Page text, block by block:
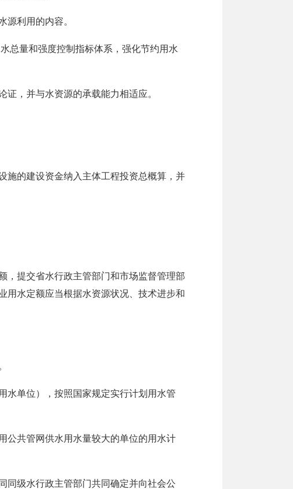
源利用的内容。
总量和强度控制指标体系，强化节约用水
，并与水资源的承载能力相适应。
的建设资金纳入主体工程投资总概算，并
提交省水行政主管部门和市场监督管理部
用水定额应当根据水资源状况、技术进步和
单位），按照国家规定实行计划用水管
公共管网供水用水量较大的单位的用水计
同级水行政主管部门共同确定并向社会公